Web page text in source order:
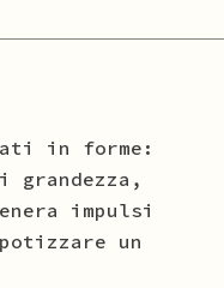
in forme:
impulsi
un